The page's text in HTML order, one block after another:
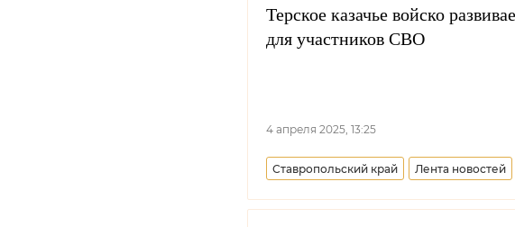
Терское казачье войско
для участников СВО
4 апреля 2025, 13:25
Ставропольский край Лента новостей